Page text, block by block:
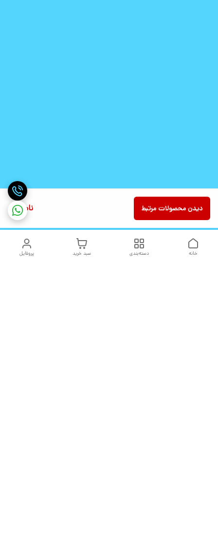
ناموجود دیدن محصولات مرتبط
پروفایل سبد خرید دسته‌بندی خانه